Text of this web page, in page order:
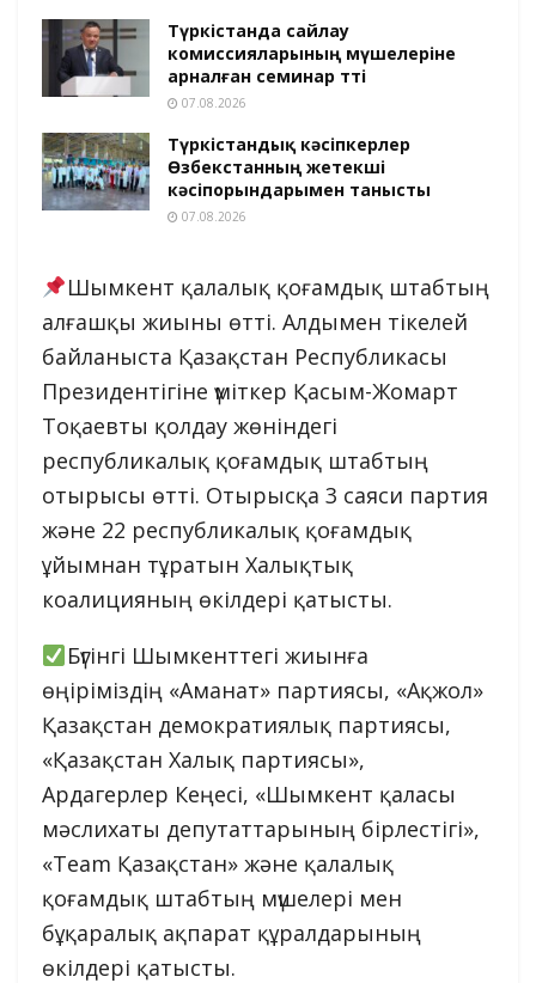
Түркістанда сайлау
комиссияларының мүшелеріне
арналған семинар өтті
07.08.2026
Түркістандық кәсіпкерлер
Өзбекстанның жетекші
кәсіпорындарымен танысты
07.08.2026
Шымкент қалалық қоғамдық штабтың
алғашқы жиыны өтті. Алдымен тікелей
байланыста Қазақстан Республикасы
Президентігіне үміткер Қасым-Жомарт
Тоқаевты қолдау жөніндегі
республикалық қоғамдық штабтың
отырысы өтті. Отырысқа 3 саяси партия
және 22 республикалық қоғамдық
ұйымнан тұратын Халықтық
коалицияның өкілдері қатысты.
Бүгінгі Шымкенттегі жиынға
өңіріміздің «Аманат» партиясы, «Ақжол»
Қазақстан демократиялық партиясы,
«Қазақстан Халық партиясы»,
Ардагерлер Кеңесі, «Шымкент қаласы
мәслихаты депутаттарының бірлестігі»,
«Team Қазақстан» және қалалық
қоғамдық штабтың мүшелері мен
бұқаралық ақпарат құралдарының
өкілдері қатысты.